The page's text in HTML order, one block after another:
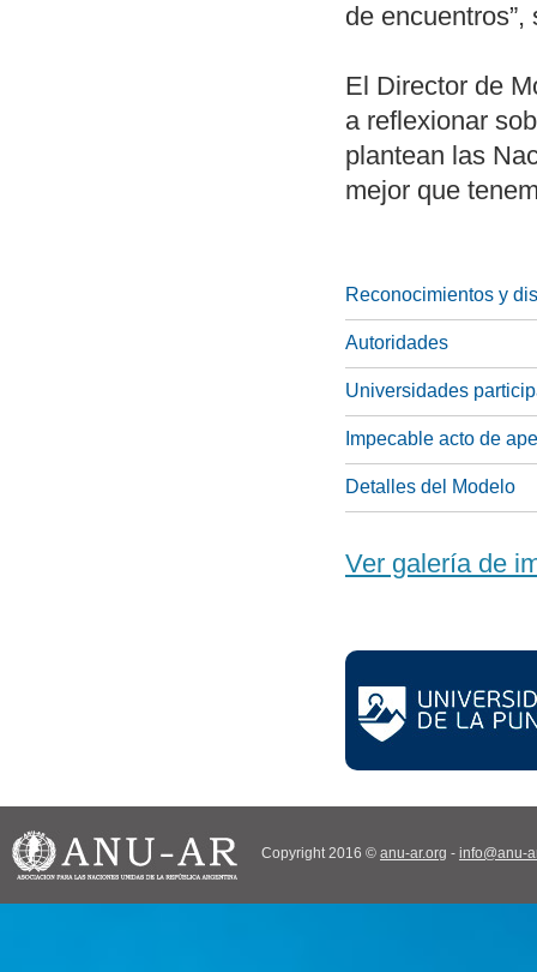
de
El Director de
a reflexionar
plantean las
mejor que
Reconocimientos y
Autoridades
Universidades
Impecable acto de
Detalles del Modelo
Ver galería de
Copyright 2016 © anu-ar.org - info@anu-